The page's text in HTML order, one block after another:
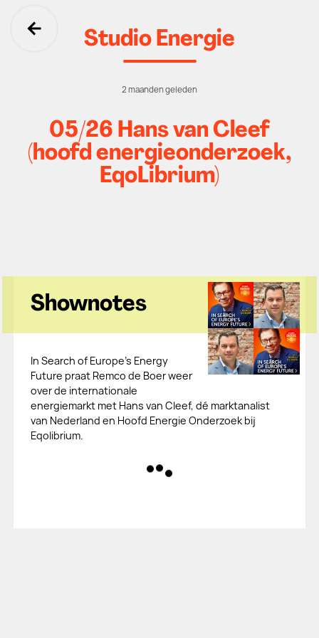
Ga terugStudio Energie
2 maanden geleden
05/26 Hans van Cleef
(hoofd energieonderzoek,
EqoLibrium)
Shownotes
In Search of Europe’s Energy
Future praat Remco de Boer weer
over de internationale
energiemarkt met Hans van Cleef, dé marktanalist
van Nederland en Hoofd Energie Onderzoek bij
Eqolibrium.